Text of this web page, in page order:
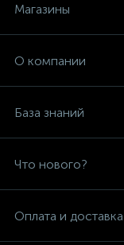
Магазины
О компании
База знаний
Что нового?
Оплата и доставка